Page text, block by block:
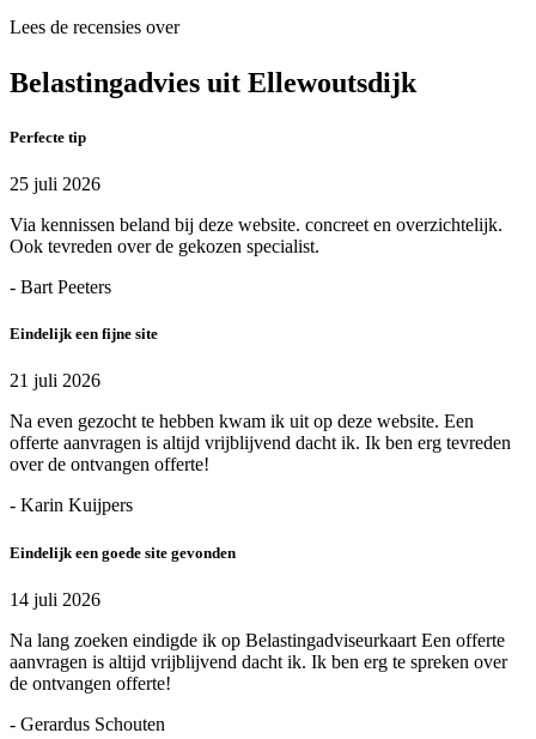
Lees de recensies over
Belastingadvies uit Ellewoutsdijk
Perfecte tip
25 juli 2026
Via kennissen beland bij deze website. concreet en overzichtelijk.
Ook tevreden over de gekozen specialist.
- Bart Peeters
Eindelijk een fijne site
21 juli 2026
Na even gezocht te hebben kwam ik uit op deze website. Een
offerte aanvragen is altijd vrijblijvend dacht ik. Ik ben erg tevreden
over de ontvangen offerte!
- Karin Kuijpers
Eindelijk een goede site gevonden
14 juli 2026
Na lang zoeken eindigde ik op Belastingadviseurkaart Een offerte
aanvragen is altijd vrijblijvend dacht ik. Ik ben erg te spreken over
de ontvangen offerte!
- Gerardus Schouten